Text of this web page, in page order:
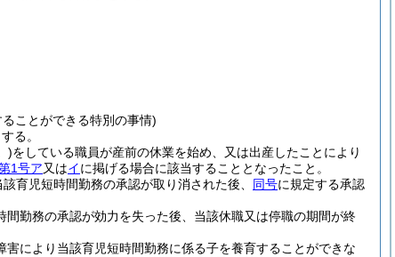
ことができる特別の事情)
る。
)をしている職員が産前の休業を始め、又は出産したことにより
1号ア又はイに掲げる場合に該当することとなったこと。
育児短時間勤務の承認が取り消された後、 同号に規定する承認
勤務の承認が効力を失った後、当該休職又は停職の期間が終
により当該育児短時間勤務に係る子を養育することができな